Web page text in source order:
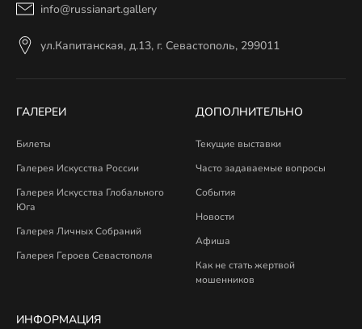
info@russianart.gallery
ул.Капитанская, д.13, г. Севастополь, 299011
ГАЛЕРЕИ
Билеты
Галерея Искусства России
Галерея Искусства Глобального
Юга
Галерея Личных Собраний
Галерея Героев Севастополя
ДОПОЛНИТЕЛЬНО
Текущие выставки
Часто задаваемые вопросы
События
Новости
Афиша
Как не стать жертвой
мошенников
ИНФОРМАЦИЯ